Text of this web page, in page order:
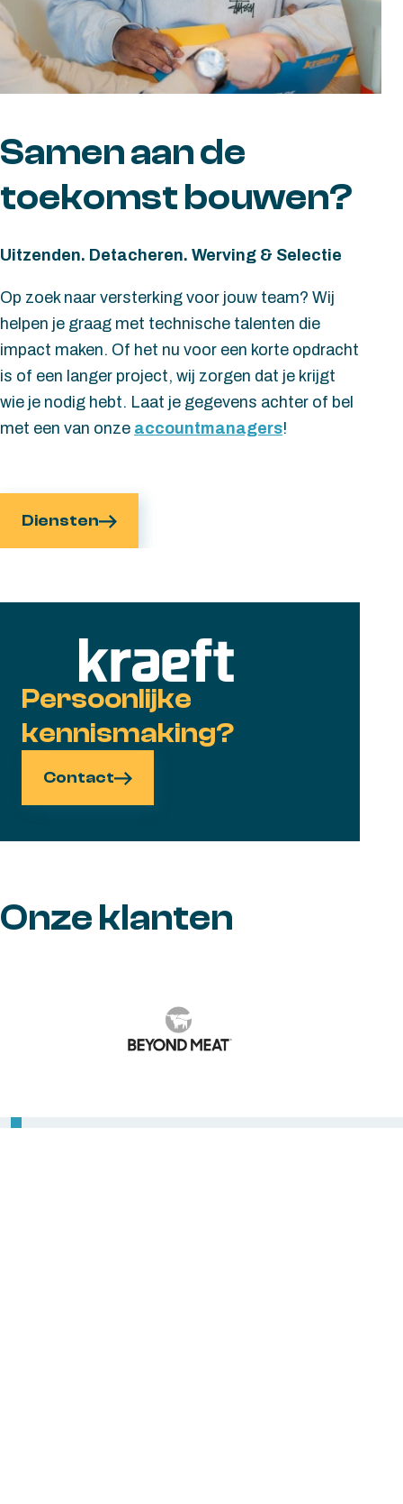
Samen aan de
toekomst bouwen?
Uitzenden. Detacheren. Werving & Selectie
Op zoek naar versterking voor jouw team? Wij
helpen je graag met technische talenten die
impact maken. Of het nu voor een korte opdracht
is of een langer project, wij zorgen dat je krijgt
wie je nodig hebt. Laat je gegevens achter of bel
met een van onzeaccountmanagers!
Diensten
Persoonlijke
kennismaking?
Contact
Onze klanten